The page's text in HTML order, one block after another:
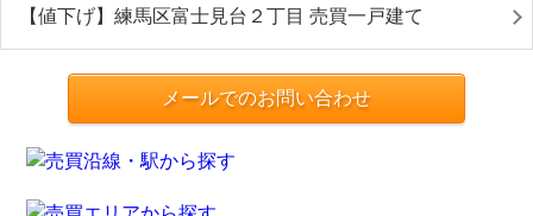
【値下げ】練馬区富士見台２丁目 売買一戸建て
メールでのお問い合わせ